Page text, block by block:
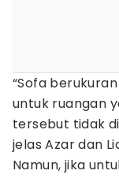
“Sofa
untuk ruangan
tersebut tidak
jelas Azar dan
Namun, jika